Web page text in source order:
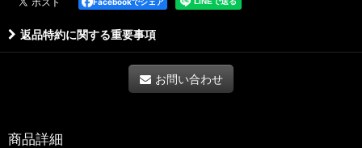
返品特約に関する重要事項
お問い合わせ
商品詳細